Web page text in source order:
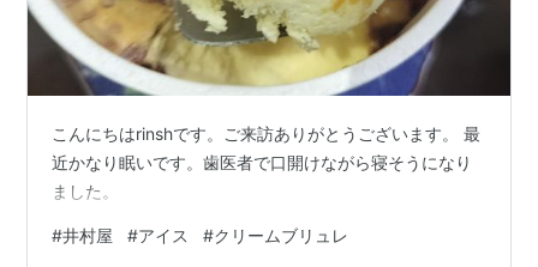
こんにちはrinshです。ご来訪ありがとうございます。 最
近かなり眠いです。歯医者で口開けながら寝そうになり
ました。
#井村屋 #アイス #クリームブリュレ